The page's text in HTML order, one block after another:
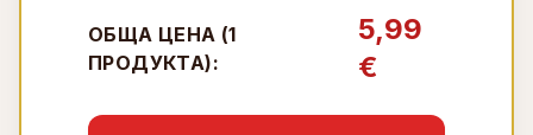
ОБЩА ЦЕНА (1
ПРОДУКТА):
5,99
€